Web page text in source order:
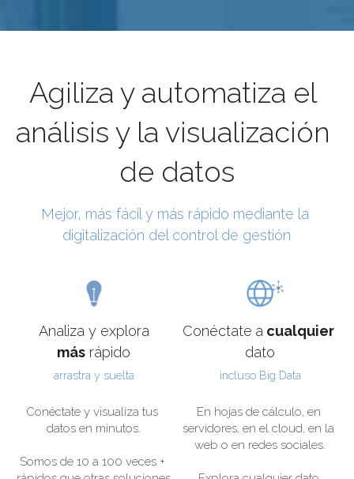
Agiliza y automatiza el
análisis y la visualización
de datos
Mejor, más fácil y más rápido mediante la
digitalización del control de gestión
Analiza y explora
más rápido
arrastra y suelta
Conéctate y visualiza tus
datos en minutos.
Somos de 10 a 100 veces +
Conéctate a cualquier
dato
incluso Big Data
En hojas de cálculo, en
servidores, en el cloud, en la
web o en redes sociales.